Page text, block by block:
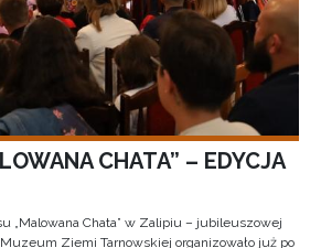
CHATA” – EDYCJA
„Malowana Chata” w Zalipiu – jubileuszowej
Ziemi Tarnowskiej organizowało już po